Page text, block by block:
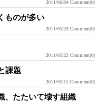
2011/06/04 Comment(0)
ものが多い
2011/05/29 Comment(0)
2011/05/22 Comment(0)
課題
2011/05/15 Comment(0)
、たたいて壊す組織